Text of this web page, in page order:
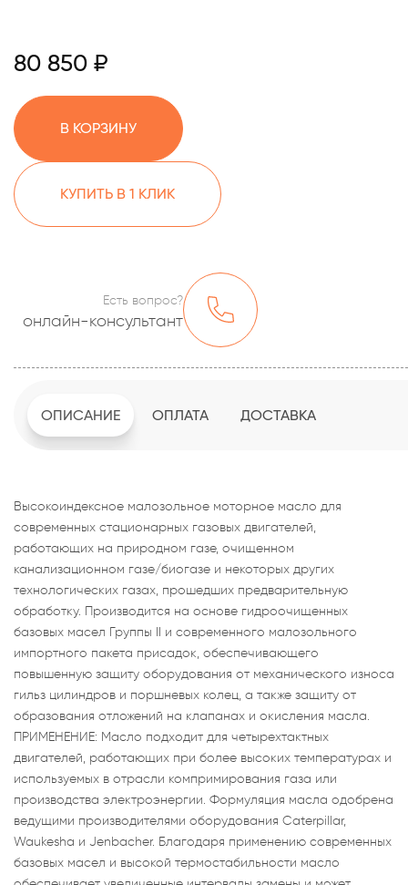
80 850 ₽
В КОРЗИНУ
КУПИТЬ В 1 КЛИК
Есть вопрос?
онлайн-консультант
ОПИСАНИЕ ОПЛАТА ДОСТАВКА
Высокоиндексное малозольное моторное масло для
современных стационарных газовых двигателей,
работающих на природном газе, очищенном
канализационном газе/биогазе и некоторых других
технологических газах, прошедших предварительную
обработку. Производится на основе гидроочищенных
базовых масел Группы II и современного малозольного
импортного пакета присадок, обеспечивающего
повышенную защиту оборудования от механического износа
гильз цилиндров и поршневых колец, а также защиту от
образования отложений на клапанах и окисления масла.
ПРИМЕНЕНИЕ: Масло подходит для четырехтактных
двигателей, работающих при более высоких температурах и
используемых в отрасли компримирования газа или
производства электроэнергии. Формуляция масла одобрена
ведущими производителями оборудования Caterpillar,
Waukesha и Jenbacher. Благодаря применению современных
базовых масел и высокой термостабильности масло